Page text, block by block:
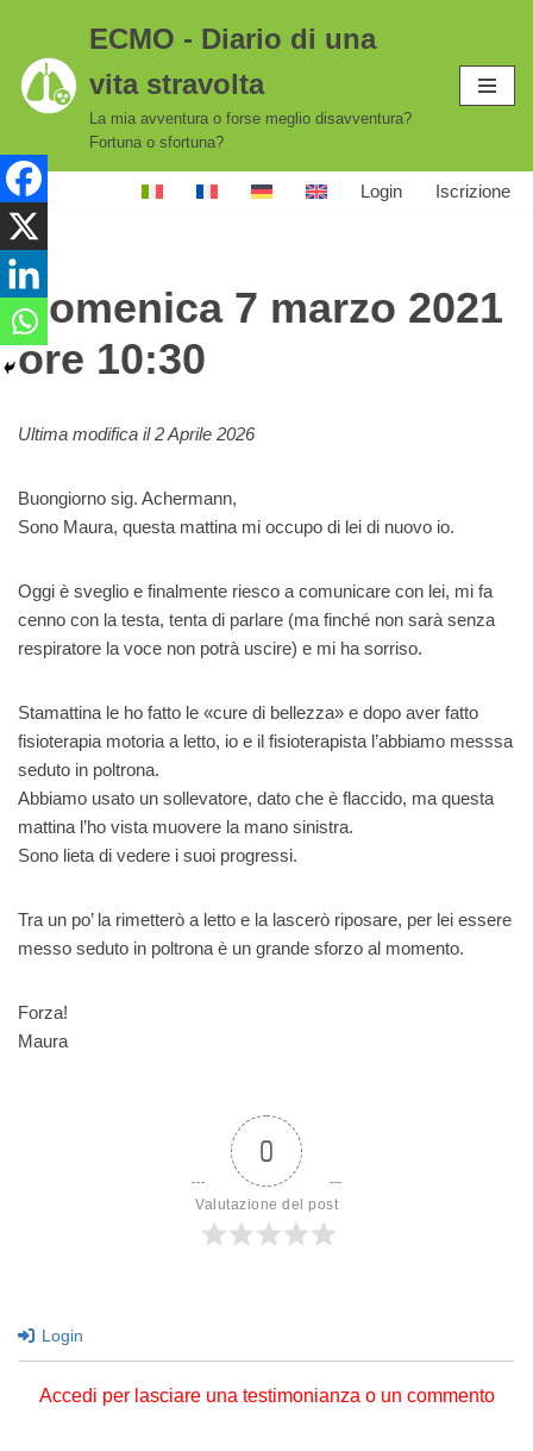
Vai
al
contenuto
ECMO - Diario di una
vita stravolta
La mia avventura o forse meglio disavventura?
Fortuna o sfortuna?
Login Iscrizione
Domenica 7 marzo 2021
ore 10:30
Ultima modifica il 2 Aprile 2026
Buongiorno sig. Achermann,
Sono Maura, questa mattina mi occupo di lei di nuovo io.
Oggi è sveglio e finalmente riesco a comunicare con lei, mi fa
cenno con la testa, tenta di parlare (ma finché non sarà senza
respiratore la voce non potrà uscire) e mi ha sorriso.
Stamattina le ho fatto le «cure di bellezza» e dopo aver fatto
fisioterapia motoria a letto, io e il fisioterapista l’abbiamo messsa
seduto in poltrona.
Abbiamo usato un sollevatore, dato che è flaccido, ma questa
mattina l’ho vista muovere la mano sinistra.
Sono lieta di vedere i suoi progressi.
Tra un po’ la rimetterò a letto e la lascerò riposare, per lei essere
messo seduto in poltrona è un grande sforzo al momento.
Forza!
Maura
0
Valutazione del post
Login
Accedi per lasciare una testimonianza o un commento